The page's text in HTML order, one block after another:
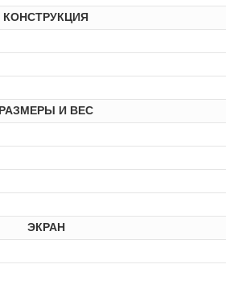
КОНСТРУКЦИЯ
РАЗМЕРЫ И ВЕС
ЭКРАН